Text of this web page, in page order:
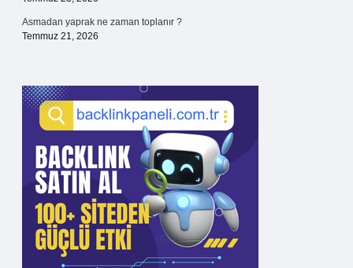
Asmadan yaprak ne zaman toplanır ?
Temmuz 21, 2026